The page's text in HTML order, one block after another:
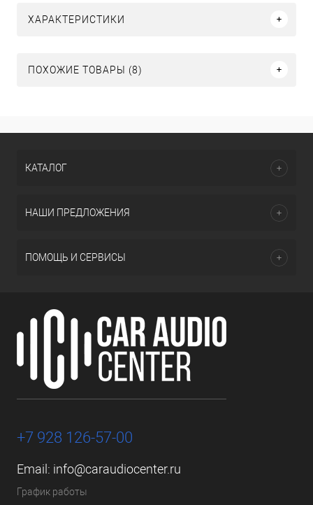
ХАРАКТЕРИСТИКИ
ПОХОЖИЕ ТОВАРЫ (8)
КАТАЛОГ
НАШИ ПРЕДЛОЖЕНИЯ
ПОМОЩЬ И СЕРВИСЫ
+7 928 126-57-00
Email: info@caraudiocenter.ru
График работы